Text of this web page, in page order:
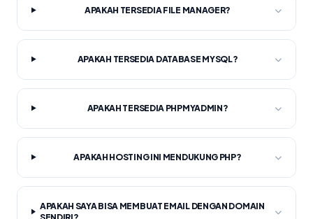
APAKAH TERSEDIA FILE MANAGER?
APAKAH TERSEDIA DATABASE MYSQL?
APAKAH TERSEDIA PHPMYADMIN?
APAKAH HOSTING INI MENDUKUNG PHP?
APAKAH SAYA BISA MEMBUAT EMAIL DENGAN DOMAIN
SENDIRI?